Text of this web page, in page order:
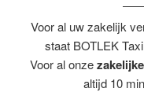
Voor al uw zakelijk
staat BOTLEK
Voor al onze
altijd 10